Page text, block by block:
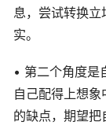
息，尝试转换
实。
• 第二个角度是
自己配得上想
的缺点，期望